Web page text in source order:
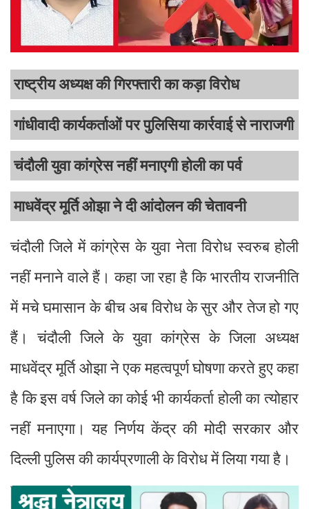
राष्ट्रीय अध्यक्ष की गिरफ्तारी का कड़ा विरोध
गांधीवादी कार्यकर्ताओं पर पुलिसिया कार्रवाई से नाराजगी
चंदौली युवा कांग्रेस नहीं मनाएगी होली का पर्व
माधवेंद्र मूर्ति ओझा ने दी आंदोलन की चेतावनी
चंदौली जिले में कांग्रेस के युवा नेता विरोध स्वरुब होली
नहीं मनाने वाले हैं। कहा जा रहा है कि भारतीय राजनीति
में मचे घमासान के बीच अब विरोध के सुर और तेज हो गए
हैं। चंदौली जिले के युवा कांग्रेस के जिला अध्यक्ष
माधवेंद्र मूर्ति ओझा ने एक महत्वपूर्ण घोषणा करते हुए कहा
है कि इस वर्ष जिले का कोई भी कार्यकर्ता होली का त्योहार
नहीं मनाएगा। यह निर्णय केंद्र की मोदी सरकार और
दिल्ली पुलिस की कार्यप्रणाली के विरोध में लिया गया है।